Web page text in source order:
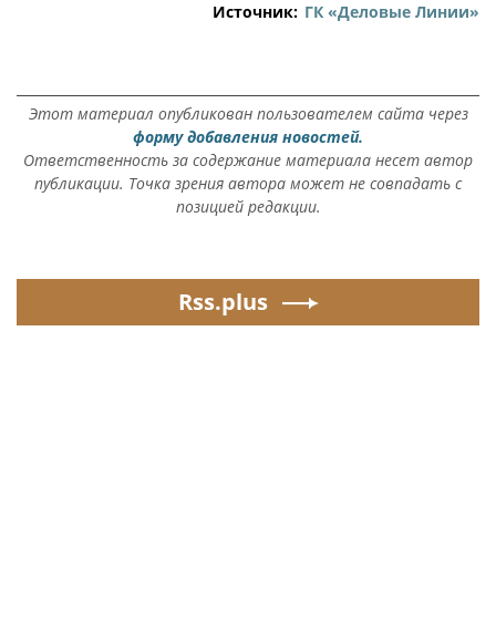
Источник: ГК «Деловые Линии»
Этот материал опубликован пользователем сайта через
форму добавления новостей.
Ответственность за содержание материала несет автор
публикации. Точка зрения автора может не совпадать с
позицией редакции.
Rss.plus